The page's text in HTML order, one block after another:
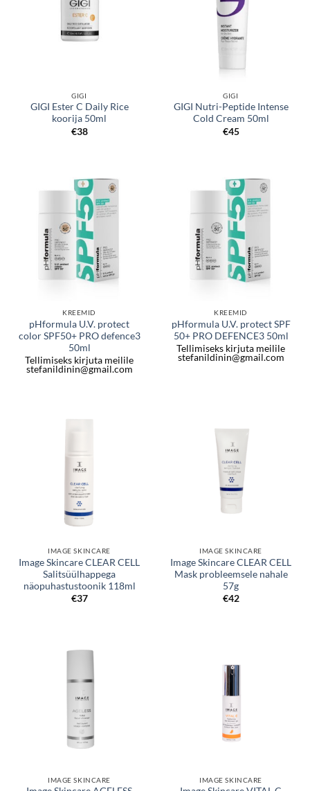
GIGI
GIGI Ester C Daily Rice
koorija 50ml
€38
GIGI
GIGI Nutri-Peptide Intense
Cold Cream 50ml
€45
KREEMID
pHformula U.V. protect
color SPF50+ PRO defence3
50ml
Tellimiseks kirjuta meilile
stefanildinin@gmail.com
KREEMID
pHformula U.V. protect SPF
50+ PRO DEFENCE3 50ml
Tellimiseks kirjuta meilile
stefanildinin@gmail.com
IMAGE SKINCARE
Image Skincare CLEAR CELL
Salitsüülhappega
näopuhastustoonik 118ml
€37
IMAGE SKINCARE
Image Skincare CLEAR CELL
Mask probleemsele nahale
57g
€42
IMAGE SKINCARE IMAGE SKINCARE